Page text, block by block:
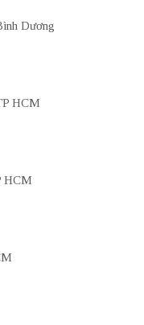
Dương
HCM
HCM